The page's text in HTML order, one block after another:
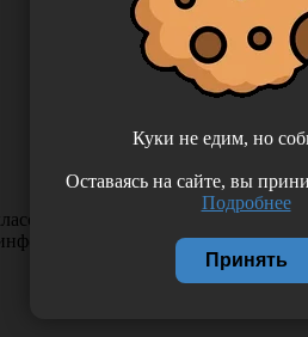
Б 600*1000 "МедКом", в
Если вы заметили
Куки не едим, но
Оставаясь на сайте, вы
Подробнее
Принять